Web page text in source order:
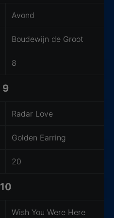
Avond
Boudewijn de Groot
8
9
Radar Love
Golden Earring
20
10
Wish You Were Here